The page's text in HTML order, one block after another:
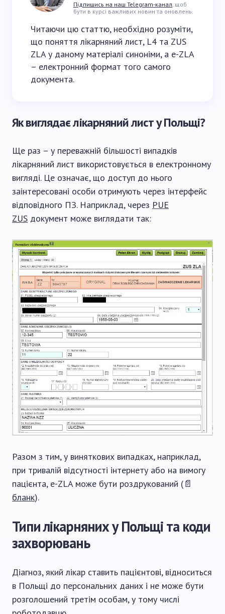
Підпишись на наш Telegram-канал, щоб
бути в курсі важливих новин та оновлень.
Читаючи цю статтю, необхідно розуміти,
що поняття лікарняний лист, L4 та ZUS
ZLA у даному матеріалі синоніми, а e-ZLA
– електронний формат того самого
документа.
Як виглядає лікарняний лист у Польщі?
Ще раз – у переважній більшості випадків
лікарняний лист використовується в електронному
вигляді. Це означає, що доступ до нього
заінтересовані особи отримують через інтерфейс
відповідного ПЗ. Наприклад, через PUE
ZUS документ може виглядати так:
Разом з тим, у виняткових випадках, наприклад,
при тривалій відсутності інтернету або на вимогу
пацієнта, e-ZLA може бути роздрукований (📄
бланк).
Типи лікарняних у Польщі та коди
захворювань
Діагноз, який лікар ставить пацієнтові, відноситься
в Польщі до персональних даних і не може бути
розголошений третім особам, у тому числі